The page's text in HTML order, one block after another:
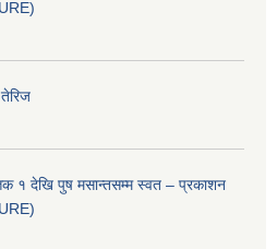
तेरिज
१ देखि पुष मसान्तसम्म स्वत – प्रकाशन